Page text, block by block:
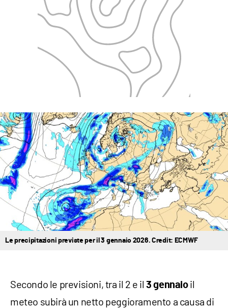
Le precipitazioni previste per il 3 gennaio 2026. Credit: ECMWF
Secondo le previsioni, tra il 2 e il3 gennaioil
meteo subirà un netto peggioramento a causa di